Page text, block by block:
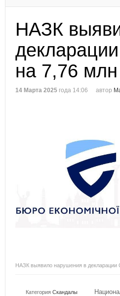
НАЗК
на 7,76 млн
14 Марта 2025 года 14:06 автор
НАЗК выявило нарушения в декларации
Категория Скандалы